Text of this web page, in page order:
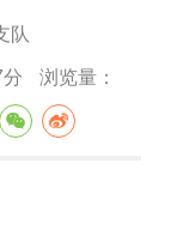
队
浏览量：